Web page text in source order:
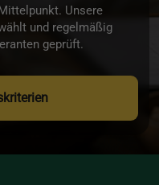
Unsere
und regelmäßig
geprüft.